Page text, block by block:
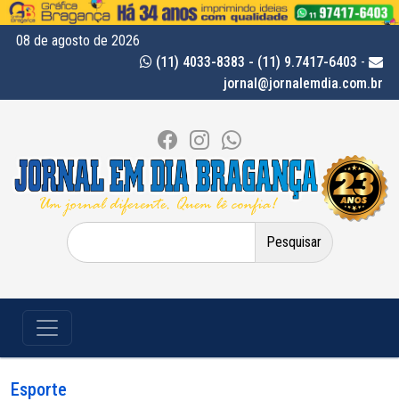
08 de agosto de 2026
(11) 4033-8383 - (11) 9.7417-6403 -
jornal@jornalemdia.com.br
Pesquisar
por:
Esporte